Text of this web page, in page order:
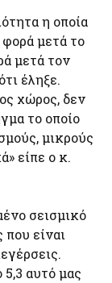
η οποία
μετά το
μετά τον
έληξε.
χώρος, δεν
το οποίο
μικρούς
είπε ο κ.
σεισμικό
είναι
αυτό μας